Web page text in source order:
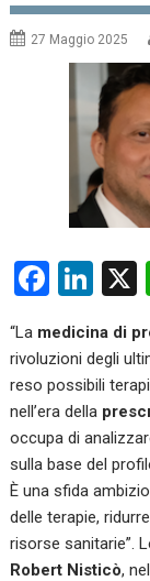
27 Maggio 2025
F
ce
b
o
o
k
Li
ke
dI
n
“La medicina di
rivoluzioni degli
reso possibili
nell’era della
occupa di
sulla base del
È una sfida
delle terapie,
risorse sanitarie”.
Robert Nisticò,